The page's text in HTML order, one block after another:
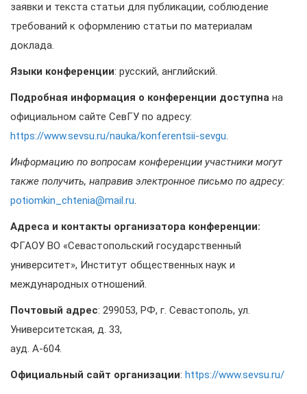
заявки и текста статьи для публикации, соблюдение
требований к оформлению статьи по материалам
доклада.
Языки конференции: русский, английский.
Подробная информация о конференции доступна на
официальном сайте СевГУ по адресу:
https://www.sevsu.ru/nauka/konferentsii-sevgu.
Информацию по вопросам конференции участники могут
также получить, направив электронное письмо по адресу:
potiomkin_chtenia@mail.ru.
Адреса и контакты организатора конференции:
ФГАОУ ВО «Севастопольский государственный
университет», Институт общественных наук и
международных отношений.
Почтовый адрес: 299053, РФ, г. Севастополь, ул.
Университетская, д. 33,
ауд. А-604.
Официальный сайт организации: https://www.sevsu.ru/